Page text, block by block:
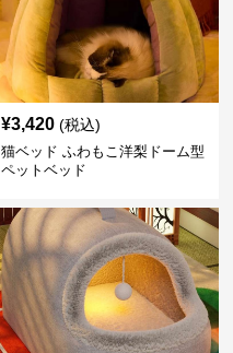
¥3,420 (税込)
猫ベッド ふわもこ洋梨ドーム型
ペットベッド